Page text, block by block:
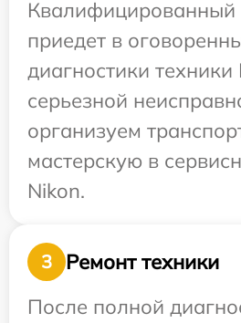
приедет в
диагностики
серьезной
организуем
мастерскую в
Nikon.
3
Ремонт техники
После полной